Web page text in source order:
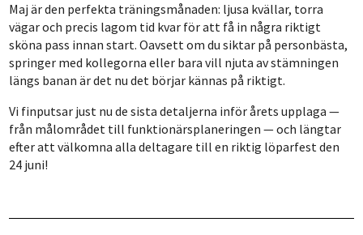
Maj är den perfekta träningsmånaden: ljusa kvällar, torra
vägar och precis lagom tid kvar för att få in några riktigt
sköna pass innan start. Oavsett om du siktar på personbästa,
springer med kollegorna eller bara vill njuta av stämningen
längs banan är det nu det börjar kännas på riktigt.
Vi finputsar just nu de sista detaljerna inför årets upplaga —
från målområdet till funktionärsplaneringen — och längtar
efter att välkomna alla deltagare till en riktig löparfest den
24 juni!